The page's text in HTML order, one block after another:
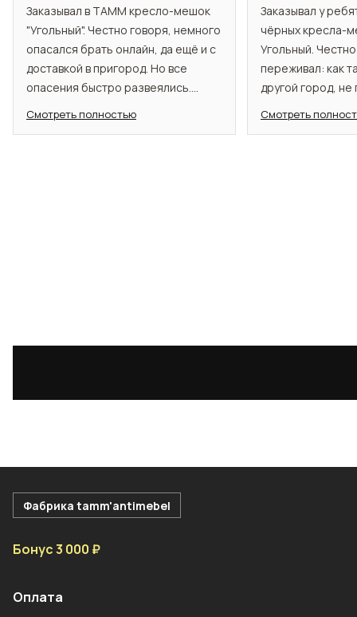
Заказывал в TAMM кресло-мешок
"Угольный". Честно говоря, немного
опасался брать онлайн, да ещё и с
доставкой в пригород. Но все
опасения быстро развеялись.
с моделью, были на связи. Кресло
Смотреть полностью
Заказывал у
чёрных кресла-
Угольный.
переживал: как
другой город,
подробно всё
Смотреть
Фабрика tamm'antimebel
Бонус 3 000 ₽
Оплата